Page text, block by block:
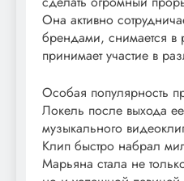
Она активно
брендами, снимается в
принимает участие в
Особая популярность
Локель после выхода
музыкального
Клип быстро набрал
Марьяна стала не